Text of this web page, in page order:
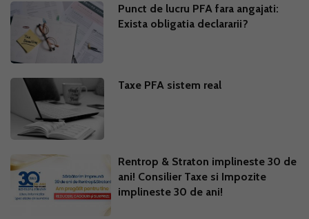
Punct de lucru PFA fara angajati:
Exista obligatia declararii?
Taxe PFA sistem real
Rentrop & Straton implineste 30 de
ani! Consilier Taxe si Impozite
implineste 30 de ani!